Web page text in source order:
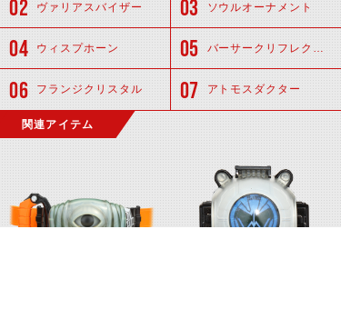
ヴァリアスバイザー ソウルオーナメント
ウィスプホーン バーサークリフレクター
フランジクリスタル アトモスダクター
関連アイテム